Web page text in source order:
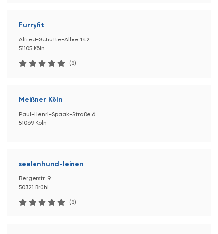
Furryfit
Alfred-Schütte-Allee 142
51105 Köln
(0)
Meißner Köln
Paul-Henri-Spaak-Straße 6
51069 Köln
seelenhund-leinen
Bergerstr. 9
50321 Brühl
(0)